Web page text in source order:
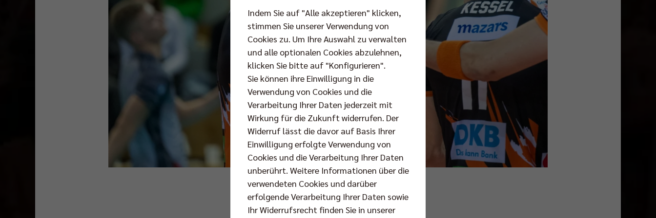
Foto: Edmund Zuber
Indem Sie auf "Alle akzeptieren" klicken,
stimmen Sie unserer Verwendung von
Cookies zu. Um Ihre Auswahl zu verwalten
und alle optionalen Cookies abzulehnen,
klicken Sie bitte auf "Konfigurieren".
Sie können ihre Einwilligung in die
Verwendung von Cookies und die
Verarbeitung Ihrer Daten jederzeit mit
Wirkung für die Zukunft widerrufen. Der
Widerruf lässt die davor auf Basis Ihrer
Einwilligung erfolgte Verwendung von
Cookies und die Verarbeitung Ihrer Daten
unberührt. Weitere Informationen über die
verwendeten Cookies und darüber
erfolgende Verarbeitung Ihrer Daten sowie
Ihr Widerrufsrecht finden Sie in unserer